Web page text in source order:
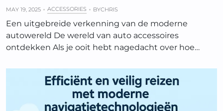
MAY 19, 2025 ACCESSORIES BYCHRIS
Een uitgebreide verkenning van de moderne
autowereld De wereld van auto accessoires
ontdekken Als je ooit hebt nagedacht over hoe…